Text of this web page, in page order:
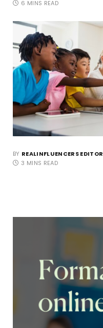
6 MINS READ
BY REALINFLUENCERS EDITOR
3 MINS READ